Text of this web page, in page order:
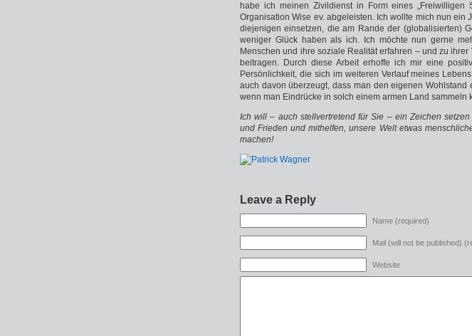
habe ich meinen Zivildienst in Form eines „Freiwilligen
Organisation Wise ev. abgeleisten. Ich wollte mich nun ein
diejenigen einsetzen, die am Rande der (globalisierten)
weniger Glück haben als ich. Ich möchte nun gerne
Menschen und ihre soziale Realität erfahren – und zu ihrer
beitragen. Durch diese Arbeit erhoffe ich mir eine
Persönlichkeit, die sich im weiteren Verlauf meines
auch davon überzeugt, dass man den eigenen Wohlstand
wenn man Eindrücke in solch einem armen Land sammeln
Ich will – auch stellvertretend für Sie – ein Zeichen
und Frieden und mithelfen, unsere Welt etwas
machen!
Leave a Reply
Name (required)
Mail (will not be published)
Website